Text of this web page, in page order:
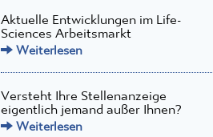
Aktuelle Entwicklungen im Life-
Sciences Arbeitsmarkt
Weiterlesen
Versteht Ihre Stellenanzeige
eigentlich jemand außer Ihnen?
Weiterlesen